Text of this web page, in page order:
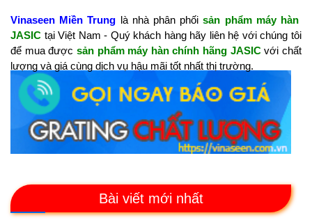
Bài viết mới nhất
Vinaseen Miền Trung là nhà phân phốisản phẩm máy hàn
JASIC tại Việt Nam - Quý khách hàng hãy liên hệ với chúng tôi
để mua được sản phẩm máy hàn chính hãng JASICvới chất
lượng và giá cùng dịch vụ hậu mãi tốt nhất thị trường.